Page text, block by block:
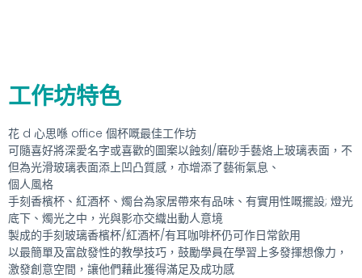
工作坊特色
花 d 心思喺 office 個杯嘅最佳工作坊
可隨喜好將深愛名字或喜歡的圖案以蝕刻/磨砂手藝烙上玻璃表面，不
但為光滑玻璃表面添上凹凸質感，亦增添了藝術氣息、
個人風格
手刻香檳杯、紅酒杯、燭台為家居帶來有品味、有實用性嘅擺設; 燈光
底下、燭光之中，光與影亦交織出動人意境
製成的手刻玻璃香檳杯/紅酒杯/有耳咖啡杯仍可作日常飲用
以最簡單及富啟發性的教學技巧，鼓勵學員在學習上多發揮想像力，
激發創意空間，讓他們藉此獲得滿足及成功感